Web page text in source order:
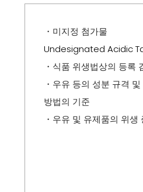
・미지정 첨가물
Undesignated Acidic
・식품 위생법상의 등록
・우유 등의 성분 규격
방법의 기준
・우유 및 유제품의 위생